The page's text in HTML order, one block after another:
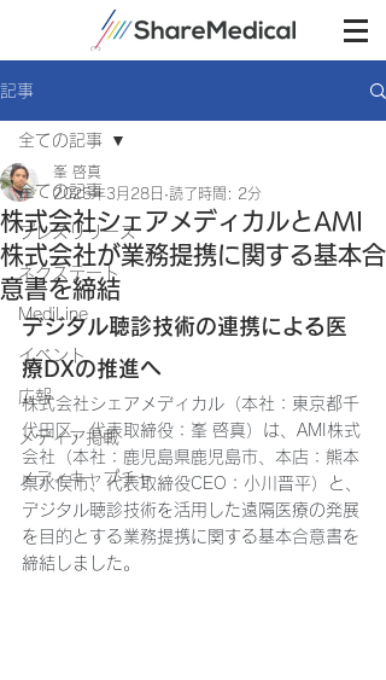
記事
全ての記事
プレスリリース
ネクステート
MediLine
イベント
広報
メディア掲載
メディキャプチャ
全ての記事
株式会社シェアメディカルとAMI
株式会社が業務提携に関する基本合
意書を締結
峯 啓真
2025年3月28日 読了時間: 2分
デジタル聴診技術の連携による医
療DXの推進へ
株式会社シェアメディカル（本社：東京都千
代田区、代表取締役：峯 啓真）は、AMI株式
会社（本社：鹿児島県鹿児島市、本店：熊本
県水俣市、代表取締役CEO：小川晋平）と、
デジタル聴診技術を活用した遠隔医療の発展
を目的とする業務提携に関する基本合意書を
締結しました。